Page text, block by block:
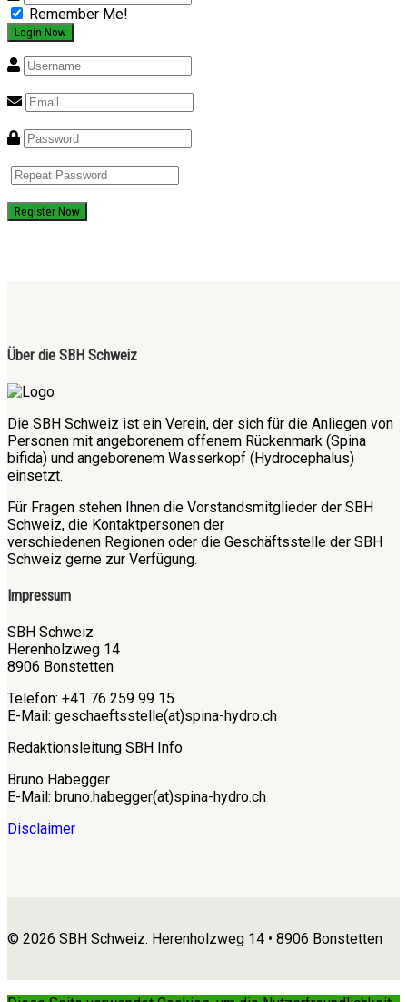
Remember Me!
Register Now
Über die SBH Schweiz
Die SBH Schweiz ist ein Verein, der sich für die Anliegen von
Personen mit angeborenem offenem Rückenmark (Spina
bifida) und angeborenem Wasserkopf (Hydrocephalus)
einsetzt.
Für Fragen stehen Ihnen die Vorstandsmitglieder der SBH
Schweiz, die Kontaktpersonen der
verschiedenen Regionen oder die Geschäftsstelle der SBH
Schweiz gerne zur Verfügung.
Impressum
SBH Schweiz
Herenholzweg 14
8906 Bonstetten
Telefon: +41 76 259 99 15
E-Mail: geschaeftsstelle(at)spina-hydro.ch
Redaktionsleitung SBH Info
Bruno Habegger
E-Mail: bruno.habegger(at)spina-hydro.ch
Disclaimer
© 2026 SBH Schweiz. Herenholzweg 14 • 8906 Bonstetten